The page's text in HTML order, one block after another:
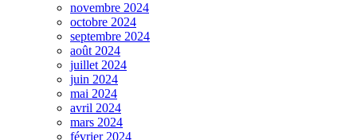
novembre 2024
octobre 2024
septembre 2024
août 2024
juillet 2024
juin 2024
mai 2024
avril 2024
mars 2024
février 2024